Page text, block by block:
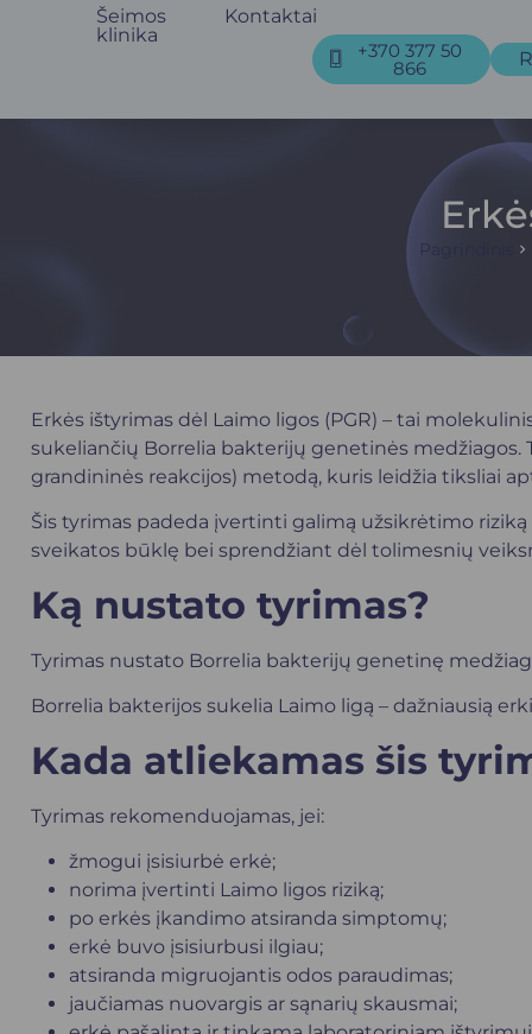
Šeimos
klinika
Kontaktai
+370 377 50
866
Pagrindinis
Erkės ištyrimas dėl Laimo ligos (PGR) – tai
sukeliančių Borrelia bakterijų genetinės medžiagos.
grandininės reakcijos) metodą, kuris leidžia tiksliai
Šis tyrimas padeda įvertinti galimą užsikrėtimo
sveikatos būklę bei sprendžiant dėl tolimesnių
Ką nustato tyrimas?
Tyrimas nustato Borrelia bakterijų genetinę
Borrelia bakterijos sukelia Laimo ligą – dažniausią
Kada atliekamas šis
Tyrimas rekomenduojamas, jei:
žmogui įsisiurbė erkė;
norima įvertinti Laimo ligos riziką;
po erkės įkandimo atsiranda simptomų;
erkė buvo įsisiurbusi ilgiau;
atsiranda migruojantis odos paraudimas;
jaučiamas nuovargis ar sąnarių skausmai;